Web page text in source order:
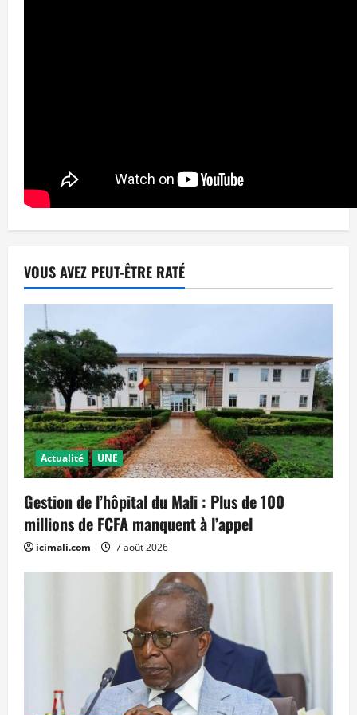
VOUS AVEZ PEUT-ÊTRE RATÉ
Actualité UNE
Gestion de l’hôpital du Mali : Plus de 100
millions de FCFA manquent à l’appel
icimali.com 7 août 2026